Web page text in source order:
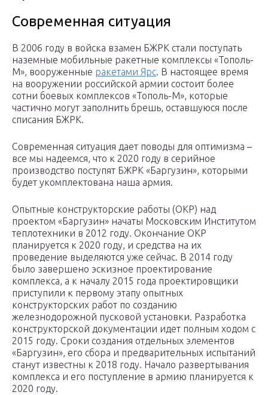
Современная ситуация
В 2006 году в войска взамен БЖРК стали поступать
наземные мобильные ракетные комплексы «Тополь-
М», вооруженные ракетами Ярс. В настоящее время
на вооружении российской армии состоит более
сотни боевых комплексов «Тополь-М», которые
частично могут заполнить брешь, оставшуюся после
списания БЖРК.
Современная ситуация дает поводы для оптимизма –
все мы надеемся, что к 2020 году в серийное
производство поступят БЖРК «Баргузин», которыми
будет укомплектована наша армия.
Опытные конструкторские работы (ОКР) над
проектом «Баргузин» начаты Московским Институтом
теплотехники в 2012 году. Окончание ОКР
планируется к 2020 году, и средства на их
проведение выделяются уже сейчас. В 2014 году
было завершено эскизное проектирование
комплекса, а к началу 2015 года проектировщики
приступили к первому этапу опытных
конструкторских работ по созданию
железнодорожной пусковой установки. Разработка
конструкторской документации идет полным ходом с
2015 году. Сроки создания отдельных элементов
«Баргузин», его сбора и предварительных испытаний
станут известны к 2018 году. Начало развертывания
комплекса и его поступление в армию планируется к
2020 году.